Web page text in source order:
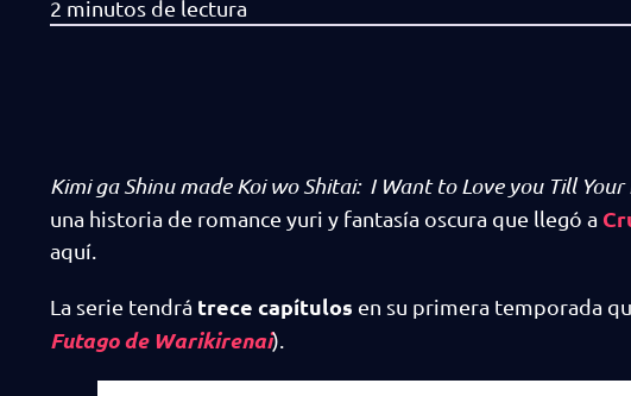
Kimi ga Shinu made Koi wo Shitai: I Want to Love you Till Your
una historia de romance yuri y fantasía oscura que llegó a
aquí.
La serie tendrá trece capítulos en su primera temporada
Futago de Warikirenai).